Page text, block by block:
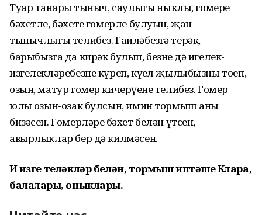
Туар таңнарың тыныч, саулыгың ныклы, гомерең
бәхетле, бәхетең гомерле булуын, җан
тынычлыгы телибез. Гаиләбезгә терәк,
барыбызга да кирәк булып, безнең дә игелек-
изгелекләребезне күреп, күңел җылыбызны тоеп,
озын, матур гомер кичерүеңне телибез. Гомер
юлың озын-озак булсын, имин тормыш аны
бизәсен. Гомерләрең бәхет белән үтсен,
авырлыклар бер дә килмәсен.
Иң изге теләкләр белән, тормыш иптәшең Клара,
балаларың, оныкларың.